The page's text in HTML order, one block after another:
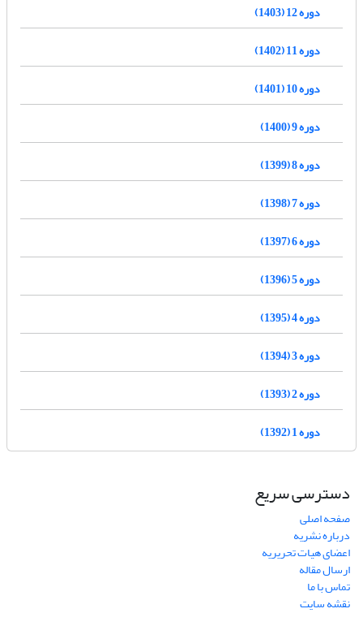
دوره 12 (1403)
دوره 11 (1402)
دوره 10 (1401)
دوره 9 (1400)
دوره 8 (1399)
دوره 7 (1398)
دوره 6 (1397)
دوره 5 (1396)
دوره 4 (1395)
دوره 3 (1394)
دوره 2 (1393)
دوره 1 (1392)
دسترسی سریع
صفحه اصلی
درباره نشریه
اعضای هیات تحریریه
ارسال مقاله
تماس با ما
نقشه سایت